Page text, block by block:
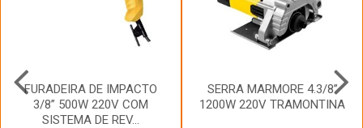
FURADEIRA DE IMPACTO
3/8” 500W 220V COM
SISTEMA DE REV...
SERRA MARMORE 4.3/8”
1200W 220V TRAMONTINA